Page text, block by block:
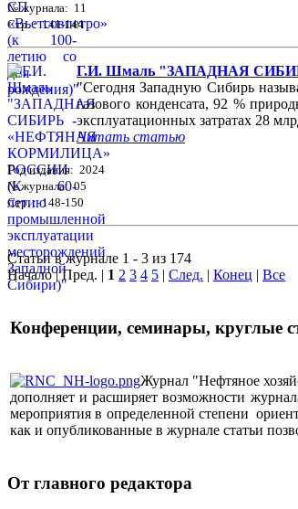
№ журнала: 11
Стр. : 141-144
Г.И. Шмаль "ЗАПАДНАЯ
"Сегодня Западную Сибирь
газового конденсата, 92 %
эксплуатационных затратах 28
Читать статью
Год издания: 2024
№ журнала: 05
Стр. : 148-150
Статьи в журнале 1 - 3 из 174
Начало | Пред. | 1 2 3 4 5 | След. | Конец | Все
Конференции, семинары, круглые
Журнал "Нефтяное
дополняет и расширяет возможности
мероприятия в определенной степени
как и опубликованные в журнале статьи
От главного редактора